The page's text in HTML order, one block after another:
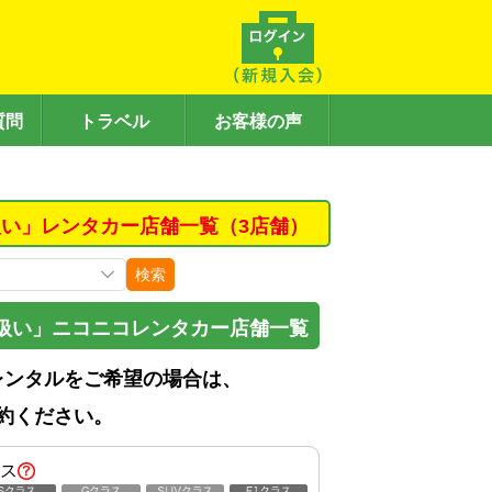
問 トラベル お客様の声
」レンタカー店舗一覧（3店舗）
検索
い」ニコニコレンタカー店舗一覧
タルをご希望の場合は、
ください。